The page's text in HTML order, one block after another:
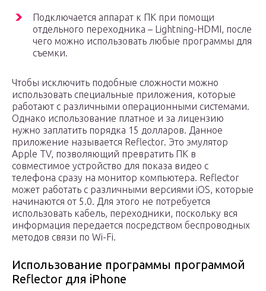
Подключается аппарат к ПК при помощи
отдельного переходника – Lightning-HDMI, после
чего можно использовать любые программы для
съемки.
Чтобы исключить подобные сложности можно
использовать специальные приложения, которые
работают с различными операционными системами.
Однако использование платное и за лицензию
нужно заплатить порядка 15 долларов. Данное
приложение называется Reflector. Это эмулятор
Apple TV, позволяющий превратить ПК в
совместимое устройство для показа видео с
телефона сразу на монитор компьютера. Reflector
может работать с различными версиями iOS, которые
начинаются от 5.0. Для этого не потребуется
использовать кабель, переходники, поскольку вся
информация передается посредством беспроводных
методов связи по Wi-Fi.
Использование программы программой
Reflector для iPhone